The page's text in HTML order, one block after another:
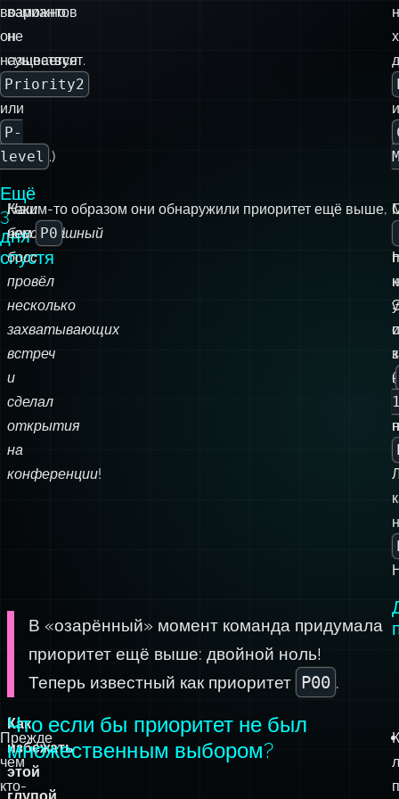
возможно,
он
называется
Priority2
или
P-
level .)
вариантов
не
существует.
Ещё
3
дня
спустя
Наш
бесстрашный
босс
провёл
несколько
захватывающих
встреч
и
сделал
открытия
на
конференции!
Каким-то образом они обнаружили приоритет ещё выше,
чем P0 !
(
В «озарённый» момент команда придумала
приоритет ещё выше: двойной ноль!
Теперь известный как приоритет P00 .
Прежде
чем
кто-
Как
избежать
этой
глупой
Что если бы приоритет не был
множественным выбором?